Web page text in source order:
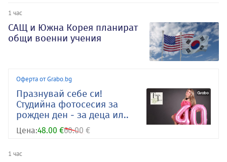
1 час
САЩ и Южна Корея планират
общи военни учения
Оферта от Grabo.bg
Празнувай себе си!
Студийна фотосесия за
рожден ден - за деца ил..
Цена:48.00 €60.00 €
1 час